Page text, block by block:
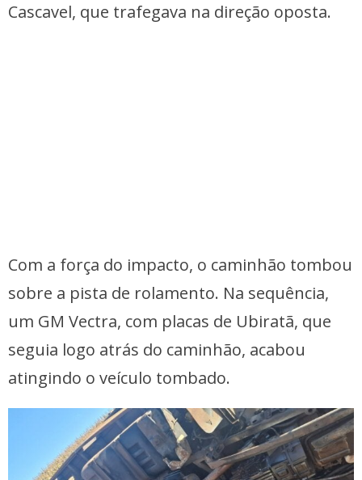
Cascavel, que trafegava na direção oposta.
Com a força do impacto, o caminhão tombou
sobre a pista de rolamento. Na sequência,
um GM Vectra, com placas de Ubiratã, que
seguia logo atrás do caminhão, acabou
atingindo o veículo tombado.